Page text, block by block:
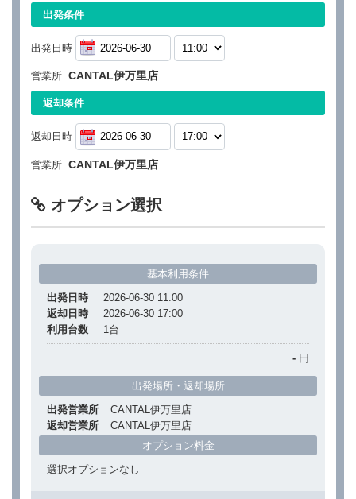
出発条件
出発日時
営業所 CANTAL伊万里店
返却条件
返却日時
営業所 CANTAL伊万里店
オプション選択
基本利用条件
出発日時
2026-06-30 11:00
返却日時
2026-06-30 17:00
利用台数
1 台
- 円
出発場所・返却場所
出発営業所
CANTAL伊万里店
返却営業所
CANTAL伊万里店
オプション料金
選択オプションなし